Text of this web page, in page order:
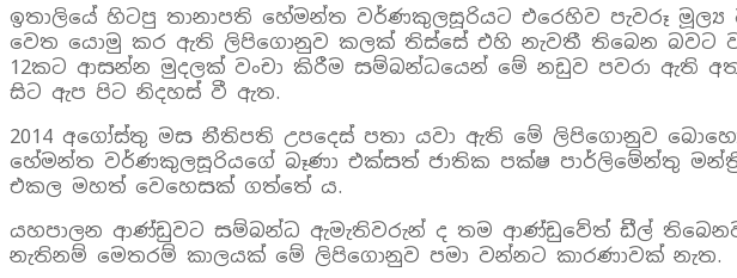
ඉතාලියේ හිටපු තානාපති හේමන්ත වර්ණකුලසූරියට එරෙහිව පැවරූ මූල්‍ය
වෙත යොමු කර ඇති ලිපිගොනුව කලක් තිස්සේ එහි නැවතී තිබෙන බවට
12කට ආසන්න මුදලක් වංචා කිරීම සම්බන්ධයෙන් මේ නඩුව පවරා ඇති
සිට ඇප පිට නිදහස් වී ඇත.
2014 අගෝස්තු මස නීතිපති උපදෙස් පතා යවා ඇති මේ ලිපිගොනුව
හේමන්ත වර්ණකුලසූරියගේ බෑණා එක්සත් ජාතික පක්ෂ පාර්ලිමේන්තු
එකල මහත් වෙහෙසක් ගත්තේ ය.
යහපාලන ආණ්ඩුවට සම්බන්ධ ඇමැතිවරුන් ද තම ආණ්ඩුවේත් ඩීල්
නැතිනම් මෙතරම් කාලයක් මේ ලිපිගොනුව පමා වන්නට කාරණාවක් නැත.